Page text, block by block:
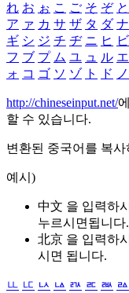
れ お ぉ こ ご そ ぞ と
ア ァ カ サ ザ タ ダ ナ
ギ シ ジ チ ヂ ニ ヒ ビ
フ ブ プ ム ユ ュ ル エ
ォ コ ゴ ソ ゾ ト ド ノ
http://chineseinput.net/
할 수 있습니다.
변환된 중국어를 복
예시)
中文 을 입력하
누르시면됩니다.
北京 을 입력하
시면 됩니다.
ㅥ ㅦ ㅧ ㅨ ㅩ ㅪ ㅫ ㅬ